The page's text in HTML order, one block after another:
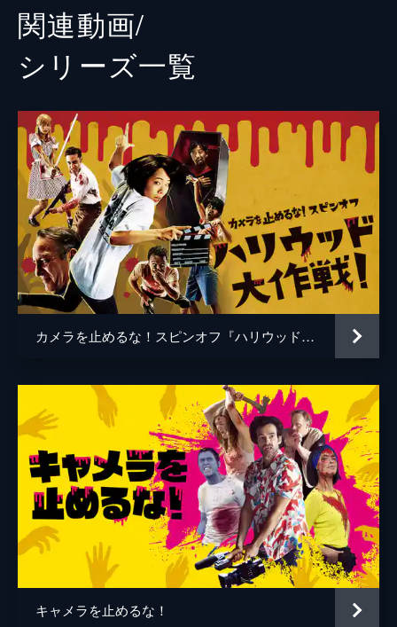
笹原芳子
栗原綾奈 合田純奈
松浦早希 浅森咲希奈
松本逢花 秋山ゆずき
谷口智和 山口友和
藤丸拓哉 藤村拓矢
黒岡大吾 イワゴウサトシ
相田舞 高橋恭子
監督 上田慎一郎
脚本 上田慎一郎
音楽 永井カイル
関連動画/
シリーズ⼀覧
カメラを止めるな！スピンオフ『ハリウッド大作戦!』
キャメラを止めるな！